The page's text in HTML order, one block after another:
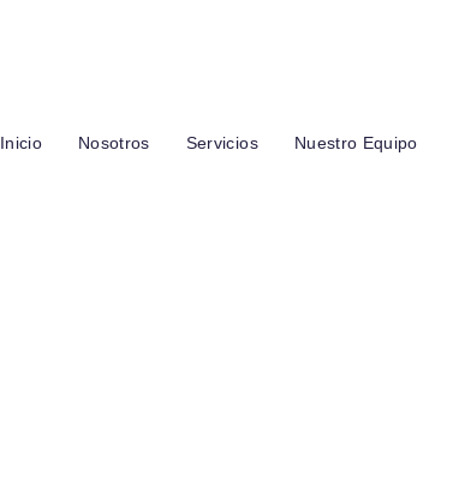
Inicio Nosotros Servicios Nuestro Equipo